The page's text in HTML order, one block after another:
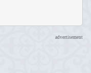
advertisement